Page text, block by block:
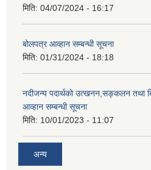
मिति: 04/07/2024 - 16:17
बोलपत्र आव्हान सम्बन्धी सूचना
मिति: 01/31/2024 - 18:18
नदीजन्य पदार्थको उत्खनन,सङ्कलन तथा
आव्हान सम्बन्धी सूचना
मिति: 10/01/2023 - 11:07
अन्य